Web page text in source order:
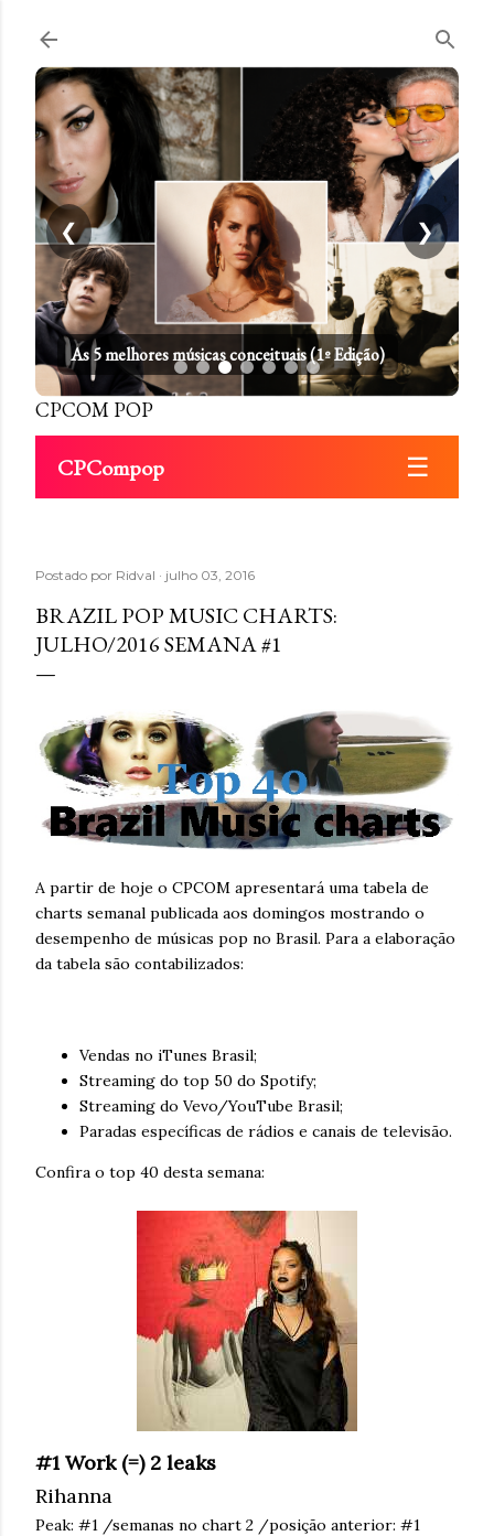
As 5 melhores músicas conceituais (1º Edição)
❮ ❯
CPCOM POP
CPCompop ☰
Postado por Ridval julho 03, 2016
BRAZIL POP MUSIC CHARTS:
JULHO/2016 SEMANA #1
A partir de hoje o CPCOM apresentará uma tabela de
charts semanal publicada aos domingos mostrando o
desempenho de músicas pop no Brasil. Para a elaboração
da tabela são contabilizados:
Vendas no iTunes Brasil;
Streaming do top 50 do Spotify;
Streaming do Vevo/YouTube Brasil;
Paradas específicas de rádios e canais de televisão.
Confira o top 40 desta semana:
#1 Work (=) 2 leaks
Rihanna
Peak: #1 /semanas no chart 2 /posição anterior: #1